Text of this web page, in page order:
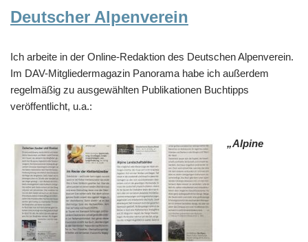
Deutscher Alpenverein
Ich arbeite in der Online-Redaktion des Deutschen Alpenverein.
Im DAV-Mitgliedermagazin Panorama habe ich außerdem
regelmäßig zu ausgewählten Publikationen Buchtipps
veröffentlicht, u.a.:
„Alpine